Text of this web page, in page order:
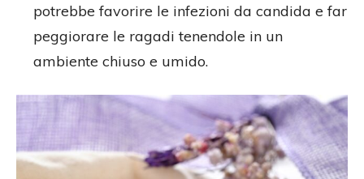
potrebbe favorire le infezioni da candida e far
peggiorare le ragadi tenendole in un
ambiente chiuso e umido.